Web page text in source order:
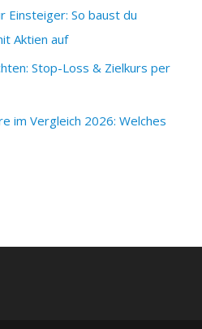
Einsteiger: So baust du
Aktien auf
Stop-Loss & Zielkurs per
im Vergleich 2026: Welches